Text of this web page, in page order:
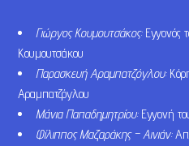
Γιώργος Κουμουτσάκος:Εγγονός
Κουμουτσάκου
Παρασκευή Αραμπατζόγλου:
Αραμπατζόγλου
Μάνια Παπαδημητρίου:Εγγονή
Φίλιππος Μαζαράκης – Αινιάν: